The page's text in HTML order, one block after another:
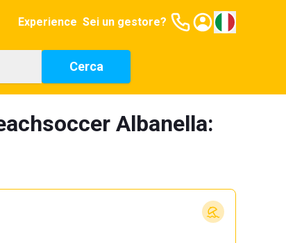
Experience Sei un gestore?
Cerca
Albanella: